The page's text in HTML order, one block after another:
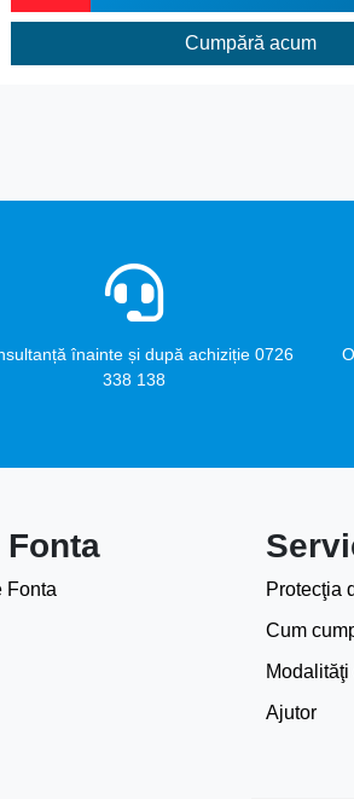
Cumpără acum
înainte și după achiziție 0726
338 138
Fonta
Protecţia
Cum
Ajutor